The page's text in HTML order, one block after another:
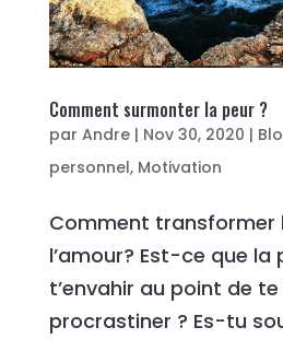
Comment surmonter la peur ?
par Andre| Nov 30, 2020 |
personnel, Motivation
Comment transformer
l’amour? Est-ce que la
t’envahir au point de
procrastiner ? Es-tu